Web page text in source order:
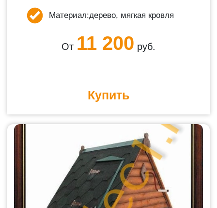
Материал:дерево, мягкая кровля
От 11 200 руб.
Купить